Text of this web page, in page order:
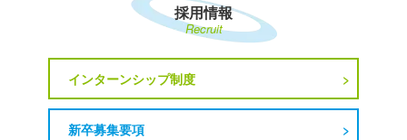
採用情報
Recruit
インターンシップ制度
新卒募集要項